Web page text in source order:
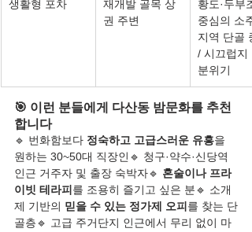
생활형 포차
재개발 골목 상
권 주변
황도·두부
중심의 소
지역 단골
/ 시끄럽지
분위기
🎯 이런 분들에게 다산동 밤문화를 추천
합니다
🔹 번화함보다 정숙하고 고급스러운 유흥을
원하는 30~50대 직장인🔹 청구·약수·신당역
인근 거주자 및 출장 숙박자🔹 혼술이나 프라
이빗 테라피 를 조용히 즐기고 싶은 분🔹 소개
제 기반의 믿을 수 있는 정가제 오피 를 찾는 단
골층🔹 고급 주거단지 인근에서 무리 없이 마